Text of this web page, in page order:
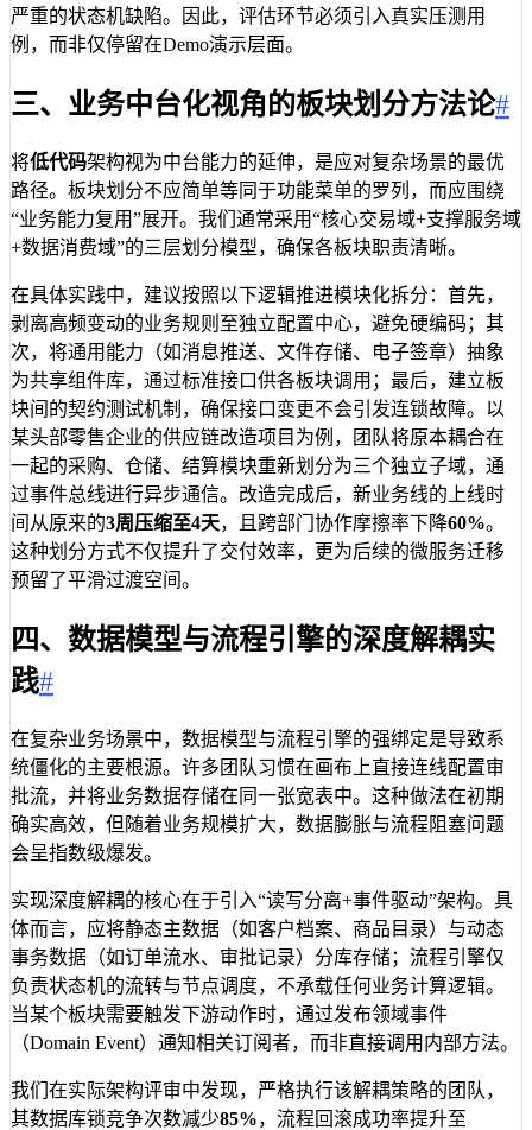
严重的状态机缺陷。因此，评估环节必须引入真实压测用
例，而非仅停留在Demo演示层面。
三、业务中台化视角的板块划分方法论#
将低代码架构视为中台能力的延伸，是应对复杂场景的最优
路径。板块划分不应简单等同于功能菜单的罗列，而应围绕
“业务能力复用”展开。我们通常采用“核心交易域+支撑服务域
+数据消费域”的三层划分模型，确保各板块职责清晰。
在具体实践中，建议按照以下逻辑推进模块化拆分：首先，
剥离高频变动的业务规则至独立配置中心，避免硬编码；其
次，将通用能力（如消息推送、文件存储、电子签章）抽象
为共享组件库，通过标准接口供各板块调用；最后，建立板
块间的契约测试机制，确保接口变更不会引发连锁故障。以
某头部零售企业的供应链改造项目为例，团队将原本耦合在
一起的采购、仓储、结算模块重新划分为三个独立子域，通
过事件总线进行异步通信。改造完成后，新业务线的上线时
间从原来的3周压缩至4天，且跨部门协作摩擦率下降60%。
这种划分方式不仅提升了交付效率，更为后续的微服务迁移
预留了平滑过渡空间。
四、数据模型与流程引擎的深度解耦实
践#
在复杂业务场景中，数据模型与流程引擎的强绑定是导致系
统僵化的主要根源。许多团队习惯在画布上直接连线配置审
批流，并将业务数据存储在同一张宽表中。这种做法在初期
确实高效，但随着业务规模扩大，数据膨胀与流程阻塞问题
会呈指数级爆发。
实现深度解耦的核心在于引入“读写分离+事件驱动”架构。具
体而言，应将静态主数据（如客户档案、商品目录）与动态
事务数据（如订单流水、审批记录）分库存储；流程引擎仅
负责状态机的流转与节点调度，不承载任何业务计算逻辑。
当某个板块需要触发下游动作时，通过发布领域事件
（Domain Event）通知相关订阅者，而非直接调用内部方法。
我们在实际架构评审中发现，严格执行该解耦策略的团队，
其数据库锁竞争次数减少85%，流程回滚成功率提升至